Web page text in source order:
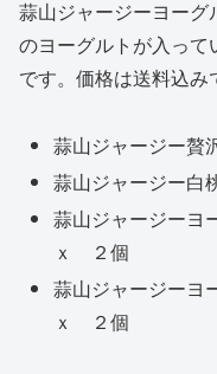
蒜山ジャージーヨー
のヨーグルトが入って
です。価格は送料込み
蒜山ジャージー
蒜山ジャージー
蒜山ジャージー
ｘ ２個
蒜山ジャージー
ｘ ２個